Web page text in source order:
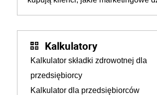
Kalkulatory
Kalkulator składki zdrowotnej dla
przedsiębiorcy
Kalkulator dla przedsiębiorców